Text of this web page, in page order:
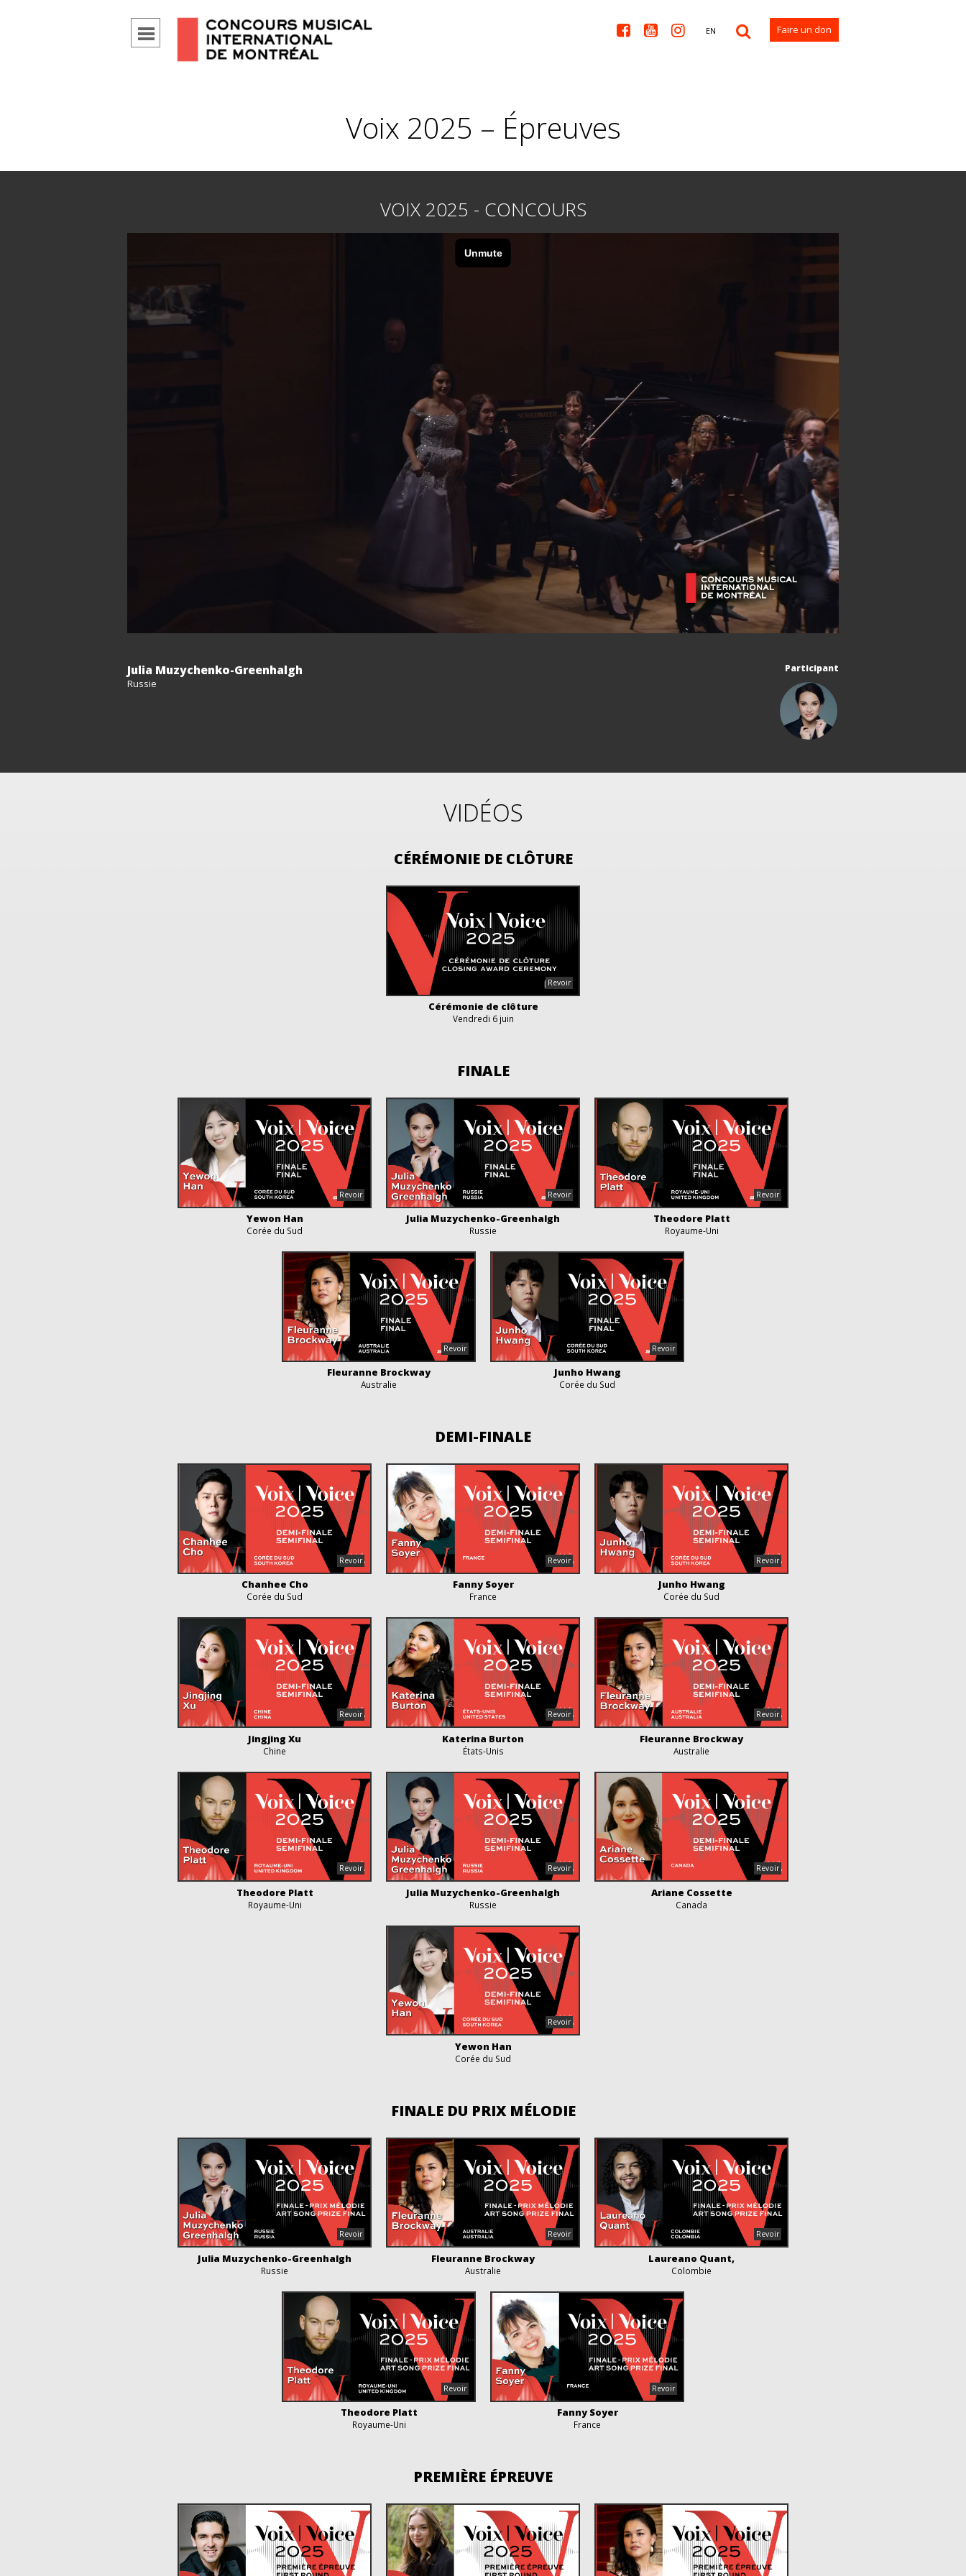
   EN Faire un don
Voix 2025 – Épreuves
VOIX 2025 - CONCOURS
Julia Muzychenko-Greenhalgh
Russie
Participant
VIDÉOS
CÉRÉMONIE DE CLÔTURE
Cérémonie de clôture
Vendredi 6 juin
FINALE
Yewon Han
Corée du Sud
Julia Muzychenko-Greenhalgh
Russie
Theodore Platt
Royaume-Uni
Fleuranne Brockway
Australie
Junho Hwang
Corée du Sud
DEMI-FINALE
Chanhee Cho
Corée du Sud
Fanny Soyer
France
Junho Hwang
Corée du Sud
Jingjing Xu
Chine
Katerina Burton
États-Unis
Fleuranne Brockway
Australie
Theodore Platt
Royaume-Uni
Julia Muzychenko-Greenhalgh
Russie
Ariane Cossette
Canada
Yewon Han
Corée du Sud
FINALE DU PRIX MÉLODIE
Julia Muzychenko-Greenhalgh
Russie
Fleuranne Brockway
Australie
Laureano Quant,
Colombie
Theodore Platt
Royaume-Uni
Fanny Soyer
France
PREMIÈRE ÉPREUVE